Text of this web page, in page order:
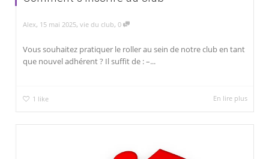
Alex, 15 mai 2025, vie du club, 0
Vous souhaitez pratiquer le roller au sein de notre club en tant
que nouvel adhérent ? Il suffit de : –...
1 like En lire plus